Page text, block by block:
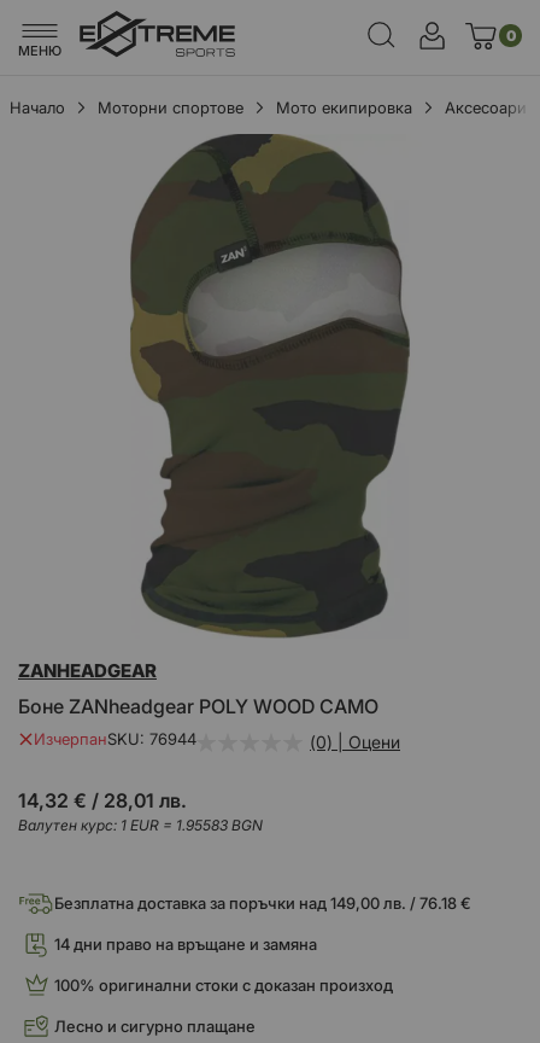
МЕНЮ
0
Начало Моторни спортове Мото екипировка
Аксесоари
към
на
галерия
Боне ZANheadgear POLY WOOD CAMO
ZANHEADGEAR
ИзчерпанSKU 76944 (0) | Оцени
14,32 € / 28,01 лв.
Валутен курс: 1 EUR = 1.95583 BGN
Безплатна доставка за поръчки над 149,00 лв. / 76.18 €
14 дни право на връщане и замяна
100% оригинални стоки с доказан произход
Лесно и сигурно плащане